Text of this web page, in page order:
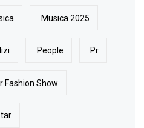
Musica 2025
People Pr
Fashion Show